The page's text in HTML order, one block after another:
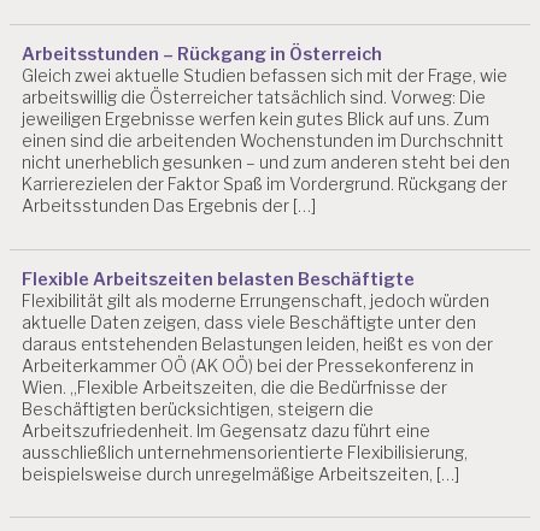
C
H
O
L
O
G
IE
B
EI
T
S
W
IS
S
E
N
Arbeitsstunden – Rückgang in Österreich
Gleich zwei aktuelle Studien befassen sich mit der Frage, wie
arbeitswillig die Österreicher tatsächlich sind. Vorweg: Die
jeweiligen Ergebnisse werfen kein gutes Blick auf uns. Zum
einen sind die arbeitenden Wochenstunden im Durchschnitt
nicht unerheblich gesunken – und zum anderen steht bei den
Karrierezielen der Faktor Spaß im Vordergrund. Rückgang der
Arbeitsstunden Das Ergebnis der […]
Flexible Arbeitszeiten belasten Beschäftigte
Flexibilität gilt als moderne Errungenschaft, jedoch würden
aktuelle Daten zeigen, dass viele Beschäftigte unter den
daraus entstehenden Belastungen leiden, heißt es von der
Arbeiterkammer OÖ (AK OÖ) bei der Pressekonferenz in
Wien. „Flexible Arbeitszeiten, die die Bedürfnisse der
Beschäftigten berücksichtigen, steigern die
Arbeitszufriedenheit. Im Gegensatz dazu führt eine
ausschließlich unternehmensorientierte Flexibilisierung,
beispielsweise durch unregelmäßige Arbeitszeiten, […]